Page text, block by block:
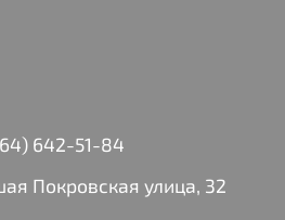
642-51-84
Покровская улица, 32